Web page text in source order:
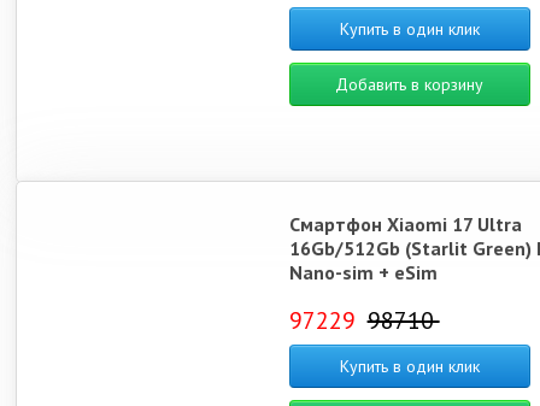
Купить в один клик
Добавить в корзину
Смартфон Xiaomi 17 Ultra
16Gb/512Gb (Starlit Green)
Nano-sim + eSim
97229 98710
Купить в один клик